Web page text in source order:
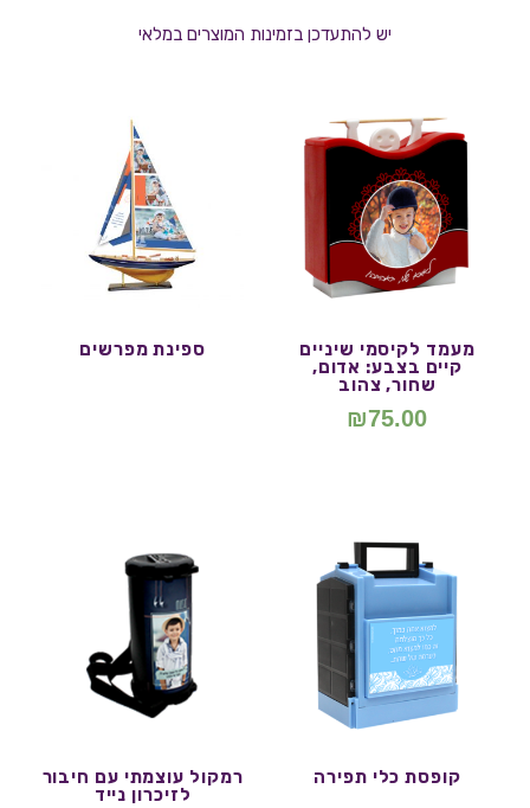
יש להתעדכן בזמינות המוצרים במלאי
מעמד לקיסמי שיניים
קיים בצבע: אדום,
שחור, צהוב
₪75.00
ספינת מפרשים
קופסת כלי תפירה
רמקול עוצמתי עם חיבור
לזיכרון נייד